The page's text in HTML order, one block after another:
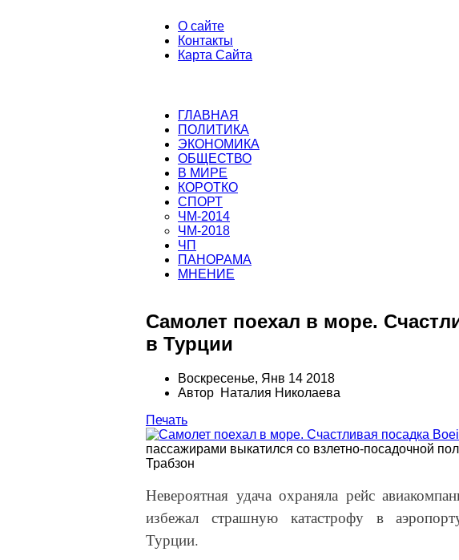
О сайте
Контакты
Карта Сайта
ГЛАВНАЯ
ПОЛИТИКА
ЭКОНОМИКА
ОБЩЕСТВО
В МИРЕ
КОРОТКО
СПОРТ
ЧМ-2014
ЧМ-2018
ЧП
ПАНОРАМА
МНЕНИЕ
Самолет поехал в море.
в Турции
Воскресенье, Янв 14 2018
Автор Наталия Николаева
Печать
пассажирами выкатился со взлетно-посадочной
Трабзон
Невероятная удача охраняла рейс
избежал страшную катастрофу в
Турции.